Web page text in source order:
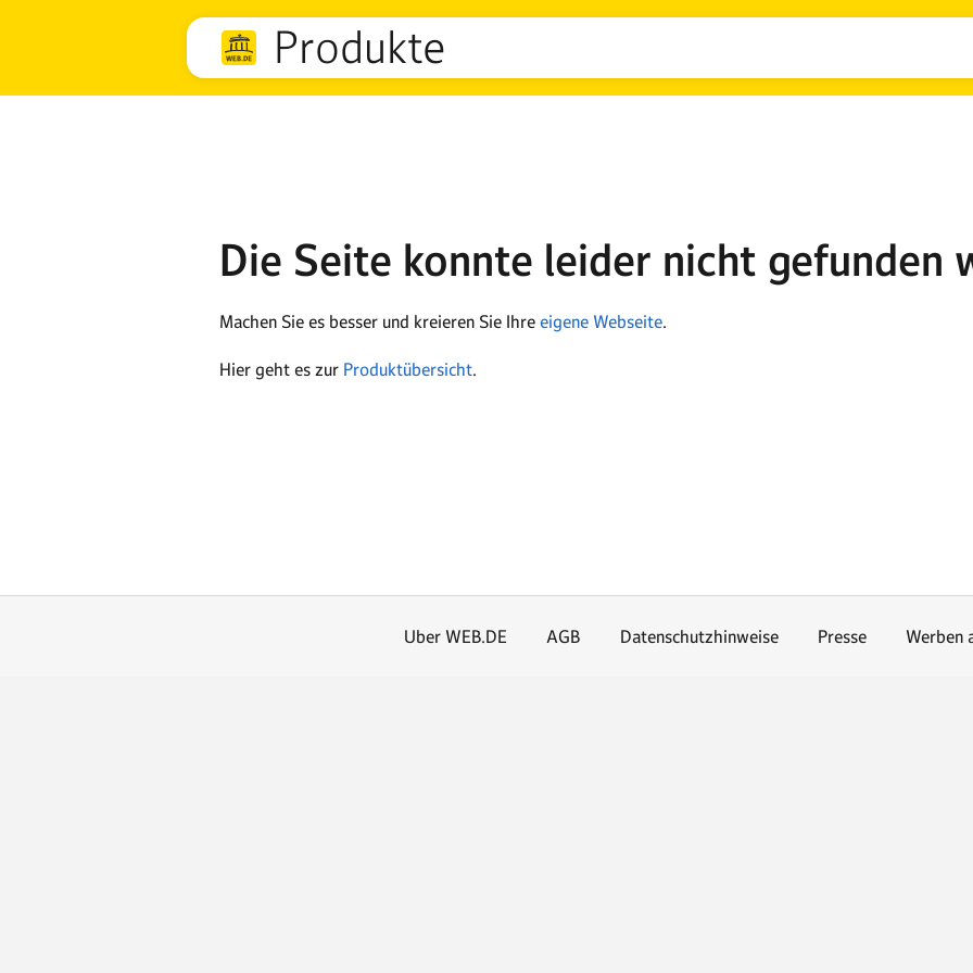
Produkte
Die Seite konnte leider nicht gefunden
Machen Sie es besser und kreieren Sie Ihre eigene Webseite.
Hier geht es zur Produktübersicht.
Uber WEB.DE AGB Datenschutzhinweise Presse Werben